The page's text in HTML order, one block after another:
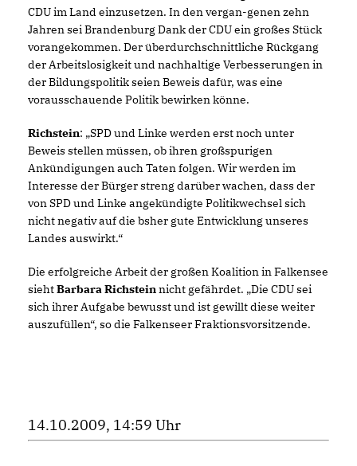
CDU im Land einzusetzen. In den vergan-genen zehn
Jahren sei Brandenburg Dank der CDU ein großes Stück
vorangekommen. Der überdurchschnittliche Rückgang
der Arbeitslosigkeit und nachhaltige Verbesserungen in
der Bildungspolitik seien Beweis dafür, was eine
vorausschauende Politik bewirken könne.
Richstein: „SPD und Linke werden erst noch unter
Beweis stellen müssen, ob ihren großspurigen
Ankündigungen auch Taten folgen. Wir werden im
Interesse der Bürger streng darüber wachen, dass der
von SPD und Linke angekündigte Politikwechsel sich
nicht negativ auf die bsher gute Entwicklung unseres
Landes auswirkt.“
Die erfolgreiche Arbeit der großen Koalition in Falkensee
siehtBarbara Richsteinnicht gefährdet. „Die CDU sei
sich ihrer Aufgabe bewusst und ist gewillt diese weiter
auszufüllen“, so die Falkenseer Fraktionsvorsitzende.
14.10.2009, 14:59 Uhr